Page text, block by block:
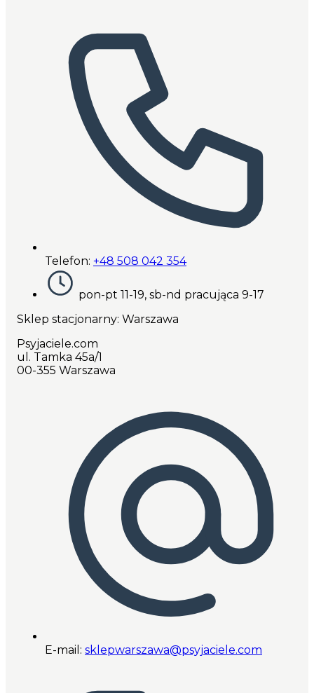
Telefon: +48 508 042 354
pon-pt 11-19, sb-nd pracująca 9-17
Sklep stacjonarny: Warszawa
Psyjaciele.com
ul. Tamka 45a/1
00-355 Warszawa
E-mail: sklepwarszawa@psyjaciele.com